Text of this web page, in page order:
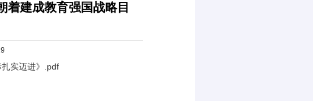
着建成教育强国战略目
扎实迈进》.pdf